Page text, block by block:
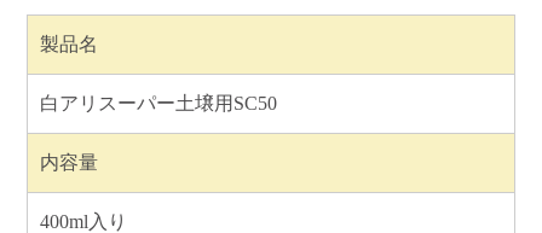
製品名
白アリスーパー土壌用SC50
内容量
400ml入り